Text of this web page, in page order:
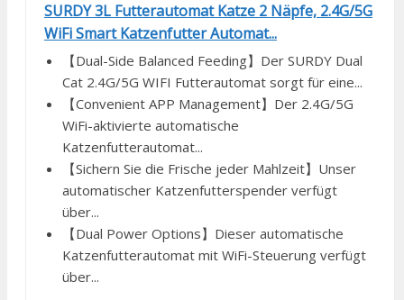
SURDY 3L Futterautomat Katze 2 Näpfe, 2.4G/5G
WiFi Smart Katzenfutter Automat...
【Dual-Side Balanced Feeding】Der SURDY Dual
Cat 2.4G/5G WIFI Futterautomat sorgt für eine...
【Convenient APP Management】Der 2.4G/5G
WiFi-aktivierte automatische
Katzenfutterautomat...
【Sichern Sie die Frische jeder Mahlzeit】Unser
automatischer Katzenfutterspender verfügt
über...
【Dual Power Options】Dieser automatische
Katzenfutterautomat mit WiFi-Steuerung verfügt
über...